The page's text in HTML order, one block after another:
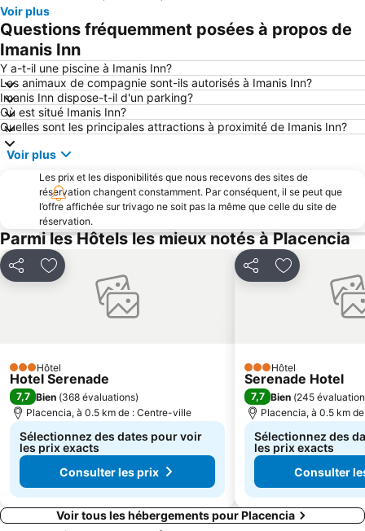
Voir plus
Questions fréquemment posées à propos de
Imanis Inn
Y a-t-il une piscine à Imanis Inn?
Les animaux de compagnie sont-ils autorisés à Imanis Inn?
Imanis Inn dispose-t-il d'un parking?
Où est situé Imanis Inn?
Quelles sont les principales attractions à proximité de Imanis Inn?
Voir plus
Les prix et les disponibilités que nous recevons des sites de
réservation changent constamment. Par conséquent, il se peut que
l’offre affichée sur trivago ne soit pas la même que celle du site de
réservation.
Parmi les Hôtels les mieux notés à Placencia
PartagerAjouter à mes favoris
3 Étoiles
Hôtel
Hotel Serenade
7,7 Bien (368 évaluations)
Placencia, à 0.5 km de : Centre-ville
Sélectionnez des dates pour voir
les prix exacts
Consulter les prix
PartagerAjouter à
3 Étoiles
Hôtel
Serenade Hotel
7,7 Bien (245
Placencia, à 0.5 km
Sélectionnez des
les prix exacts
Consulter
Voir tous les hébergements pour Placencia